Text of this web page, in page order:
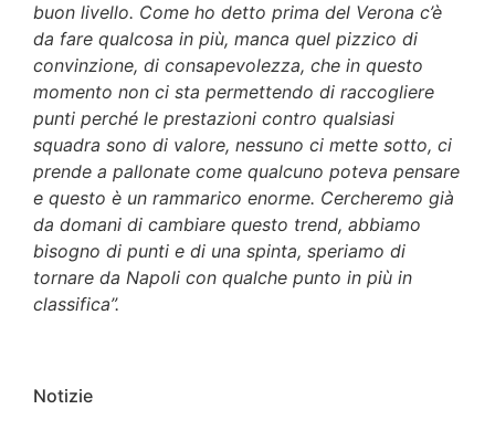
buon livello. Come ho detto prima del Verona c’è
da fare qualcosa in più, manca quel pizzico di
convinzione, di consapevolezza, che in questo
momento non ci sta permettendo di raccogliere
punti perché le prestazioni contro qualsiasi
squadra sono di valore, nessuno ci mette sotto, ci
prende a pallonate come qualcuno poteva pensare
e questo è un rammarico enorme. Cercheremo già
da domani di cambiare questo trend, abbiamo
bisogno di punti e di una spinta, speriamo di
tornare da Napoli con qualche punto in più in
classifica”.
Notizie